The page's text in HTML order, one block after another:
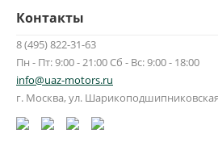
Контакты
8 (495) 822-31-63
Пн - Пт: 9:00 - 21:00 Сб - Вс: 9:00 - 18:00
info@uaz-motors.ru
г. Москва, ул.